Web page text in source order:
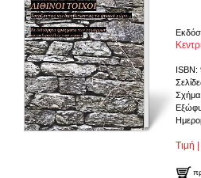
ISBN:
Τιμή